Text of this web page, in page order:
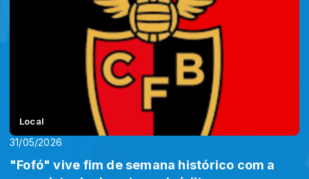
Local
31/05/2026
"Fofó" vive fim de semana histórico com a